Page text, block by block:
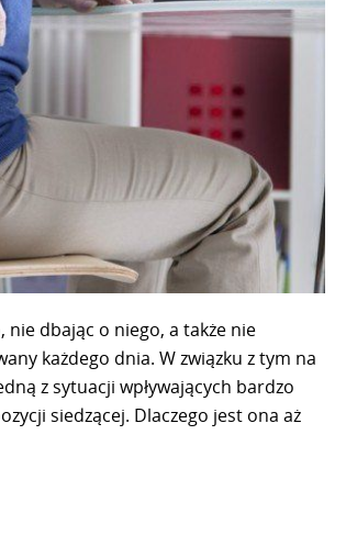
nie dbając o niego, a także nie
każdego dnia. W związku z tym na
z sytuacji wpływających bardzo
siedzącej. Dlaczego jest ona aż